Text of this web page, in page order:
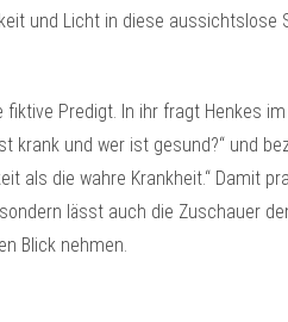
und Licht in diese aussichtslose
Predigt. In ihr fragt Henkes
krank und wer ist gesund?“ und
als die wahre Krankheit.“ Damit
lässt auch die Zuschauer
Blick nehmen.